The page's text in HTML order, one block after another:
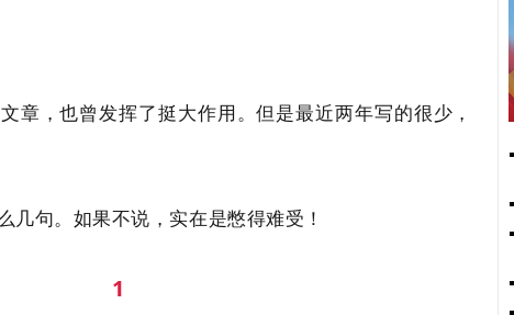
章，也曾发挥了挺大作用。但是最近两年写的很少，
几句。如果不说，实在是憋得难受！
1